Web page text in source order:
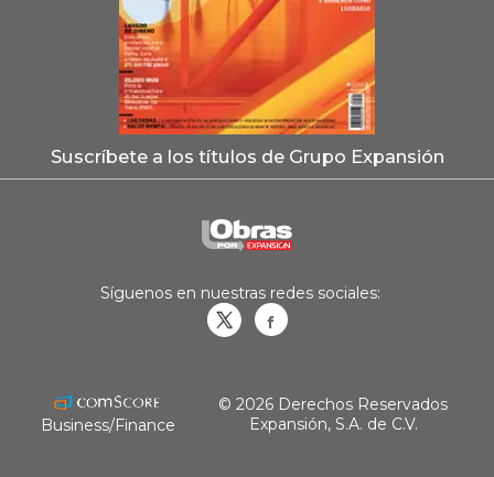
Suscríbete a los títulos de Grupo Expansión
Síguenos en nuestras redes sociales:
Business/Finance
© 2026 Derechos Reservados
Expansión, S.A. de C.V.